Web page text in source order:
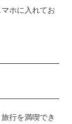
ホに入れてお
行を満喫でき